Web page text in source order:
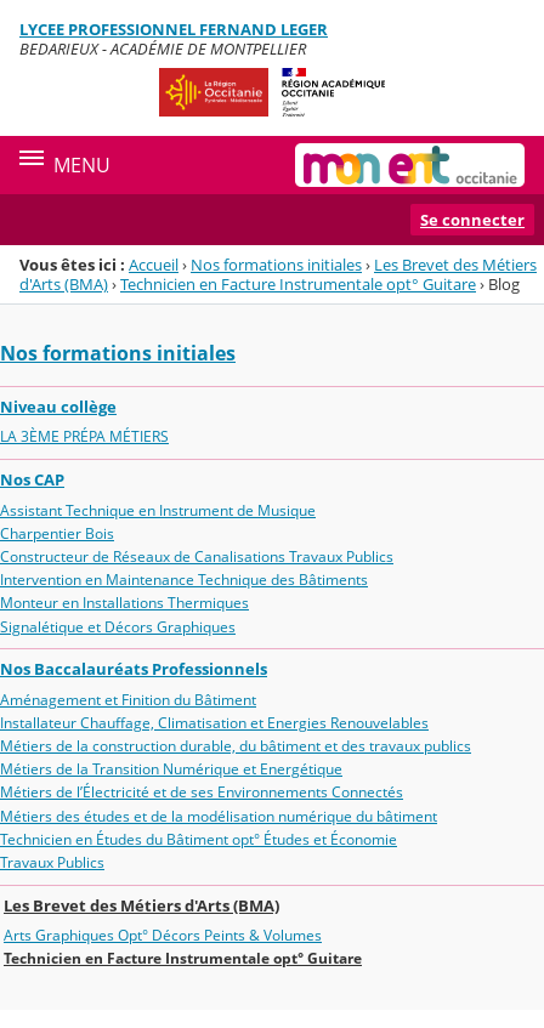
Menu de la rubrique
Contenu
LYCEE PROFESSIONNEL FERNAND LEGER
BEDARIEUX - ACADÉMIE DE MONTPELLIER
MENU
Se connecter
Vous êtes ici : Accueil› Nos formations initiales› Les Brevet des Métiers
d'Arts (BMA)›Technicien en Facture Instrumentale opt° Guitare› Blog
Nos formations initiales
Niveau collège
LA 3ÈME PRÉPA MÉTIERS
Nos CAP
Assistant Technique en Instrument de Musique
Charpentier Bois
Constructeur de Réseaux de Canalisations Travaux Publics
Intervention en Maintenance Technique des Bâtiments
Monteur en Installations Thermiques
Signalétique et Décors Graphiques
Nos Baccalauréats Professionnels
Aménagement et Finition du Bâtiment
Installateur Chauffage, Climatisation et Energies Renouvelables
Métiers de la construction durable, du bâtiment et des travaux publics
Métiers de la Transition Numérique et Energétique
Métiers de l’Électricité et de ses Environnements Connectés
Métiers des études et de la modélisation numérique du bâtiment
Technicien en Études du Bâtiment opt° Études et Économie
Travaux Publics
Les Brevet des Métiers d'Arts (BMA)
Arts Graphiques Opt° Décors Peints & Volumes
Technicien en Facture Instrumentale opt° Guitare